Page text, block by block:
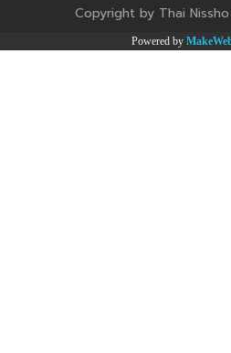
Copyright by Thai
Powered by